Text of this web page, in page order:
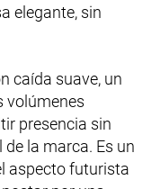
elegante, sin
caída suave, un
volúmenes
presencia sin
la marca. Es un
aspecto futurista